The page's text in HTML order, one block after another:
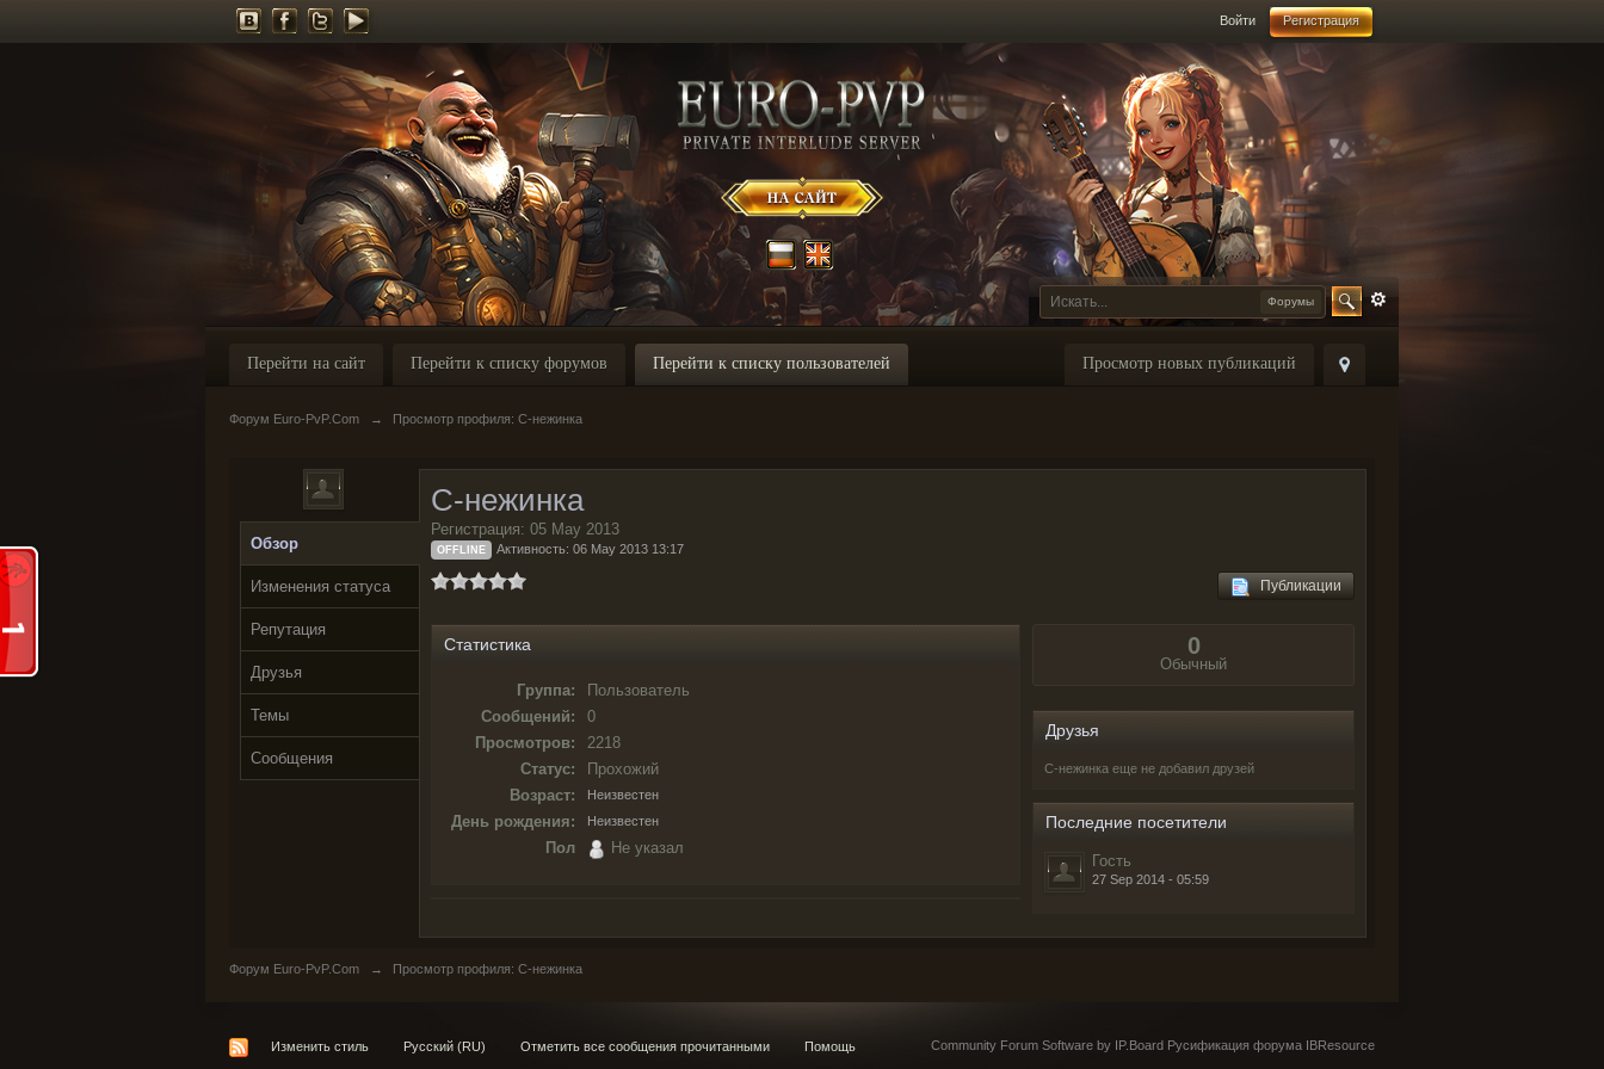
Войти Регистрация
Форумы
Просмотр новых публикаций
Перейти на сайт Перейти к списку форумов Перейти к списку пользователей
Форум Euro-PvP.Com → Просмотр профиля: C-нежинка
Обзор
Изменения статуса
Репутация
Друзья
Темы
Сообщения
C-нежинка
Регистрация: 05 May 2013
OFFLINE Активность: 06 May 2013 13:17
Публикации
Статистика
Группа:
Пользователь
Сообщений:
0
Просмотров:
2218
Статус:
Прохожий
Возраст:
Неизвестен
День рождения: Неизвестен
Пол Не указал
0
Обычный
Друзья
C-нежинка еще не добавил друзей
Последние посетители
Гость
27 Sep 2014 - 05:59
Форум Euro-PvP.Com → Просмотр профиля: C-нежинка
Изменить стиль Русский (RU) Отметить все сообщения прочитанными Помощь Community Forum Software by IP.Board Русификация форума IBResource